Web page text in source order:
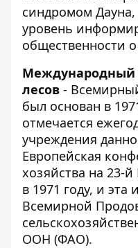
синдромом
уровень
общественности
Международный
лесов -
был основан в
отмечается
учреждения
Европейская
хозяйства на 23-
в 1971 году, и
Всемирной
ООН (ФАО).